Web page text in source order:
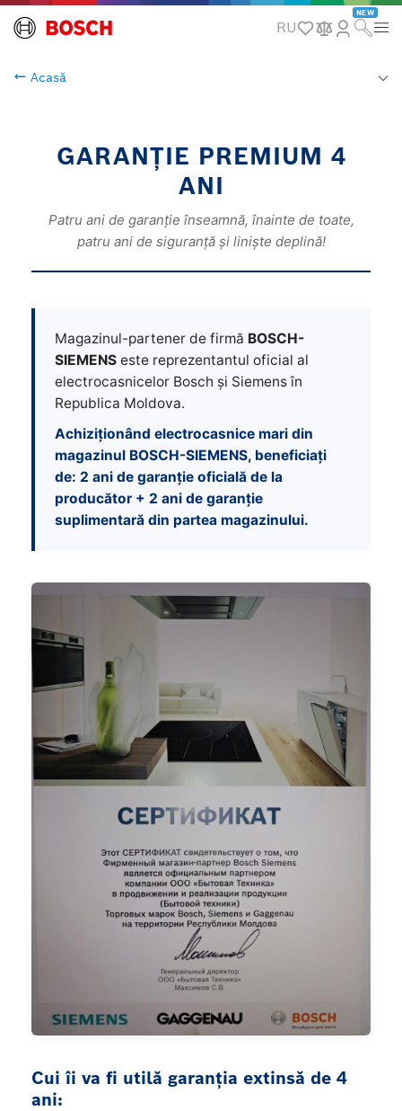
RU
NEW
Acasă
GARANȚIE PREMIUM 4
ANI
Patru ani de garanție înseamnă, înainte de toate,
patru ani de siguranță și liniște deplină!
Magazinul-partener de firmă BOSCH-
SIEMENS este reprezentantul oficial al
electrocasnicelor Bosch și Siemens în
Republica Moldova.
Achiziționând electrocasnice mari din
magazinul BOSCH-SIEMENS, beneficiați
de: 2 ani de garanție oficială de la
producător + 2 ani de garanție
suplimentară din partea magazinului.
Cui îi va fi utilă garanția extinsă de 4
ani: